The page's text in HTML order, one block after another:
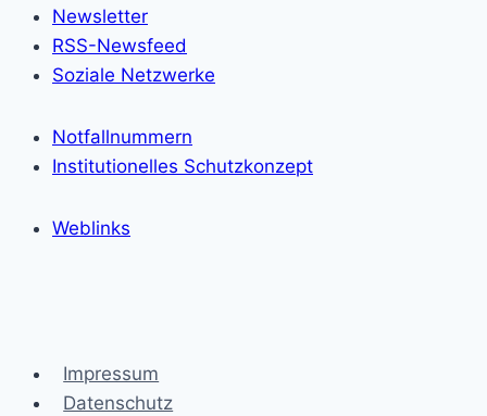
Newsletter
RSS-Newsfeed
Soziale Netzwerke
Notfallnummern
Institutionelles Schutzkonzept
Weblinks
Impressum
Datenschutz